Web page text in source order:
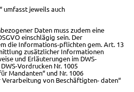
umfasst jeweils auch
Daten muss zudem eine
einschlägig sein. Der
die Informations-pflichten gem. Art. 13
zusätzlicher Informationen
und Erläuterungen im DWS-
Vordrucken Nr. 1005
Mandanten“ und Nr. 1006
von Beschäftigten-daten“